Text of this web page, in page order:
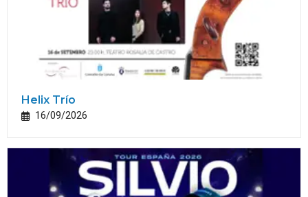
Helix Trío
16/09/2026